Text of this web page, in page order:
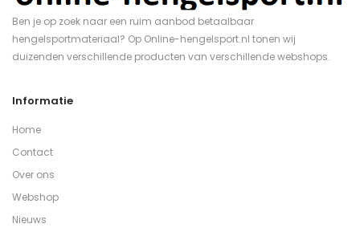
Ben je op zoek naar een ruim aanbod betaalbaar
hengelsportmateriaal? Op Online-hengelsport.nl tonen wij
duizenden verschillende producten van verschillende webshops.
Informatie
Home
Contact
Over ons
Webshop
Nieuws